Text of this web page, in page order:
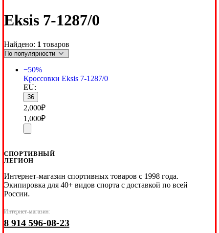
Eksis 7-1287/0
Найдено: 1 товаров
−50%
Кроссовки Eksis 7-1287/0
EU:
36
2,000₽
1,000₽
СПОРТИВНЫЙ
ЛЕГИОН
Интернет-магазин спортивных товаров с 1998 года.
Экипировка для 40+ видов спорта с доставкой по всей
России.
Интернет-магазин:
8 914 596-08-23